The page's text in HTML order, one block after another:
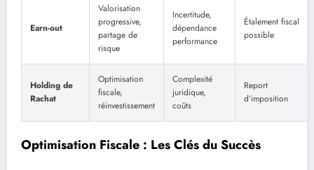
Earn-out
Valorisation
progressive,
partage de
risque
Incertitude,
dépendance
performance
Étalement fiscal
possible
Holding de
Rachat
Optimisation
fiscale,
réinvestissement
Complexité
juridique,
coûts
Report
d’imposition
Optimisation Fiscale : Les Clés du Succès